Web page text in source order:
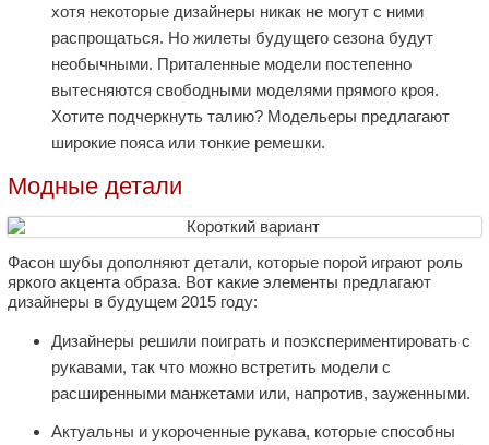
хотя некоторые дизайнеры никак не могут с ними
распрощаться. Но жилеты будущего сезона будут
необычными. Приталенные модели постепенно
вытесняются свободными моделями прямого кроя.
Хотите подчеркнуть талию? Модельеры предлагают
широкие пояса или тонкие ремешки.
Модные детали
Фасон шубы дополняют детали, которые порой играют роль
яркого акцента образа. Вот какие элементы предлагают
дизайнеры в будущем 2015 году:
Дизайнеры решили поиграть и поэкспериментировать с
рукавами, так что можно встретить модели с
расширенными манжетами или, напротив, зауженными.
Актуальны и укороченные рукава, которые способны